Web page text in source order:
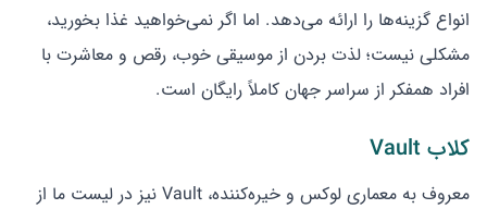
انواع گزینه‌ها را ارائه می‌دهد. اما اگر نمی‌خواهید غذا بخورید،
مشکلی نیست؛ لذت بردن از موسیقی خوب، رقص و معاشرت با
افراد همفکر از سراسر جهان کاملاً رایگان است.
کلاب Vault
معروف به معماری لوکس و خیره‌کننده، Vault نیز در لیست ما از